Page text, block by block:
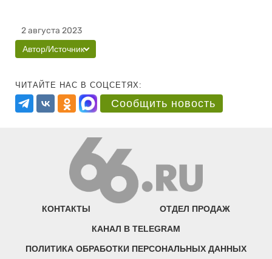
2 августа 2023
Автор/Источник
ЧИТАЙТЕ НАС В СОЦСЕТЯХ:
Сообщить новость
КОНТАКТЫ ОТДЕЛ ПРОДАЖ
КАНАЛ В TELEGRAM
ПОЛИТИКА ОБРАБОТКИ ПЕРСОНАЛЬНЫХ ДАННЫХ